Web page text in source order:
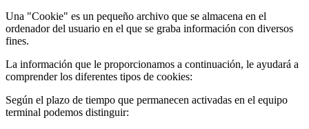
Una "Cookie" es un pequeño archivo que se almacena en el
ordenador del usuario en el que se graba información con diversos
fines.
La información que le proporcionamos a continuación, le ayudará a
comprender los diferentes tipos de cookies:
Según el plazo de tiempo que permanecen activadas en el equipo
terminal podemos distinguir: